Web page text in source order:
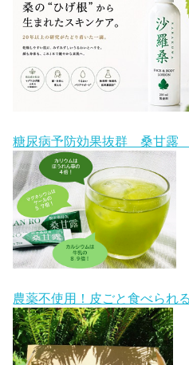
糖尿病予防効果抜群 桑甘露
農薬不使用！皮ごと食べられ